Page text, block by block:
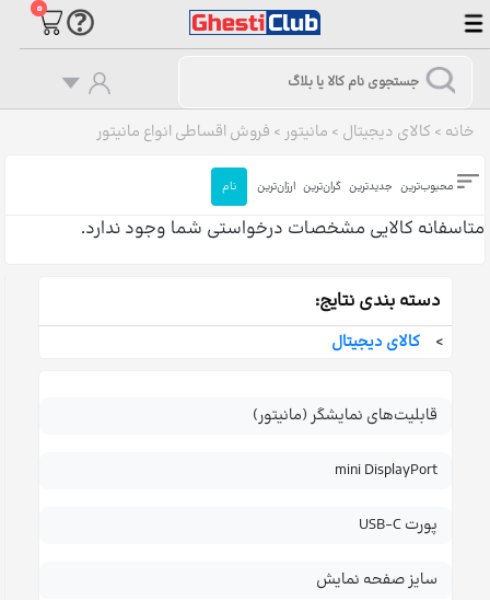
۰
خانه > کالای دیجیتال > مانیتور > فروش اقساطی انواع مانیتور
محبوب‌ترین جدیدترین گران‌ترین ارزان‌ترین نام
متاسفانه کالایی مشخصات درخواستی شما وجود ندارد.
دسته بندی نتایج:
>
کالای دیجیتال
قابلیت‌های نمایشگر (مانیتور)
mini DisplayPort
پورت USB-C
سایز صفحه نمایش